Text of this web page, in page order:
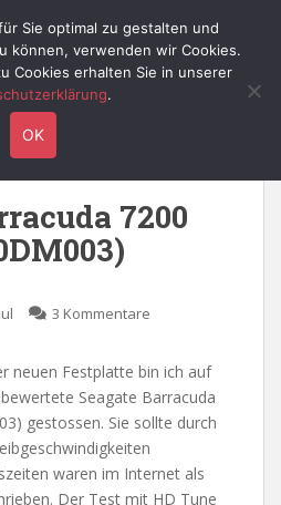
Blog
kratzen
7200
3 Kommentare
neuen Festplatte bin ich auf
Seagate Barracuda
gestossen. Sie sollte durch
waren im Internet als
Der Test mit HD Tune
Sie optimal zu gestalten und
können, verwenden wir Cookies.
Cookies erhalten Sie in unserer
.
OK